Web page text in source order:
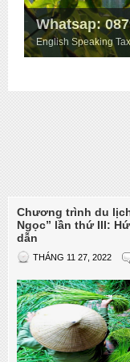
Whatsap:
English Speaking
Chương trình du
Ngọc” lần thứ III:
dẫn
THÁNG 11 27, 2022